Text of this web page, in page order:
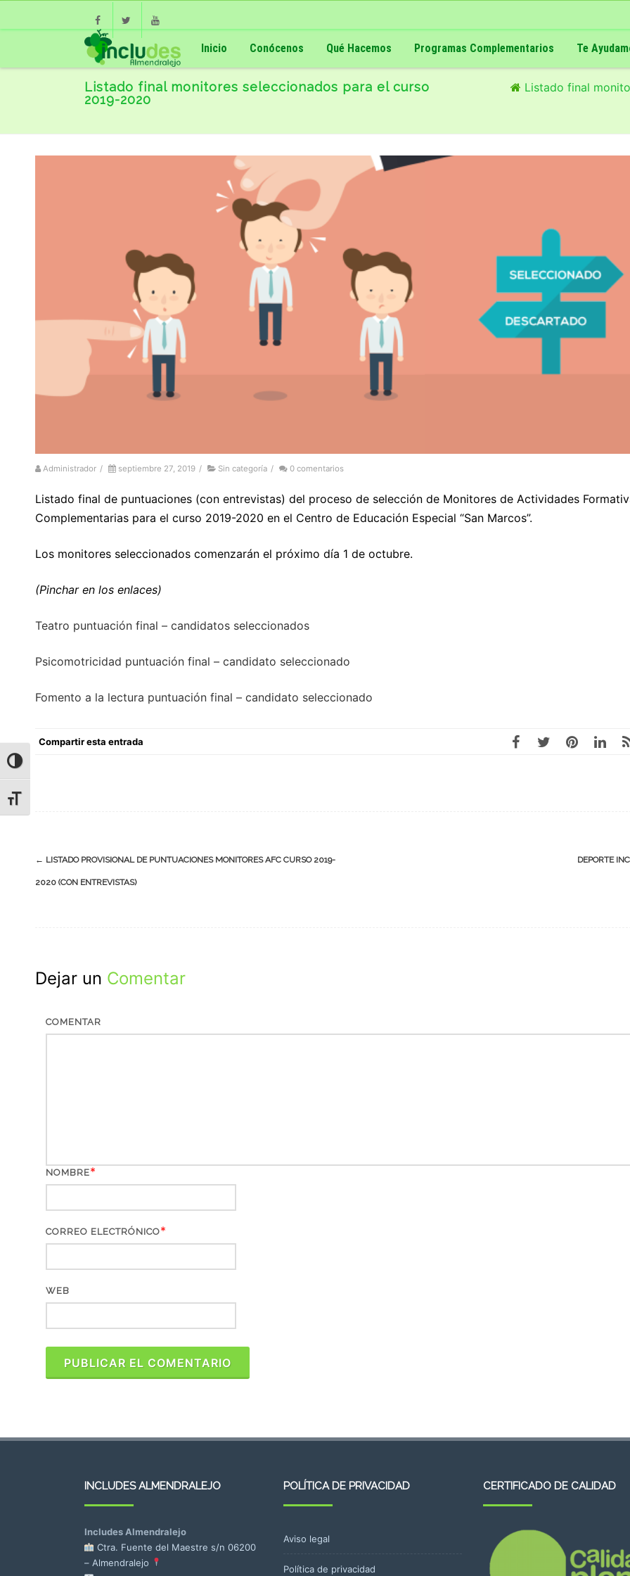
ALTERNAR ALTO CONTRASTE
ALTERNAR TAMAÑO DE LETRA
Facebook
TwitterYoutube Inicio Conócenos Qué Hacemos Programas Complementarios Te
Listado final monitores seleccionados para el curso
2019-2020
Listado final
Administrador / septiembre 27, 2019 / Sin categoría / 0 comentarios
Listado final de puntuaciones (con entrevistas) del proceso de selección de Monitores de Actividades
Complementarias para el curso 2019-2020 en el Centro de Educación Especial “San Marcos”.
Los monitores seleccionados comenzarán el próximo día 1 de octubre.
(Pinchar en los enlaces)
Teatro puntuación final – candidatos seleccionados
Psicomotricidad puntuación final – candidato seleccionado
Fomento a la lectura puntuación final – candidato seleccionado
Compartir esta entrada
Navegación
de
← LISTADO PROVISIONAL DE PUNTUACIONES MONITORES AFC CURSO 2019-
2020 (CON ENTREVISTAS)
DEPORTE
Dejar un Comentar
COMENTAR
NOMBRE*
CORREO ELECTRÓNICO*
WEB
INCLUDES ALMENDRALEJO
Includes Almendralejo
Ctra. Fuente del Maestre s/n 06200
– Almendralejo
POLÍTICA DE PRIVACIDAD
Aviso legal
Política de privacidad
CERTIFICADO DE CALIDAD